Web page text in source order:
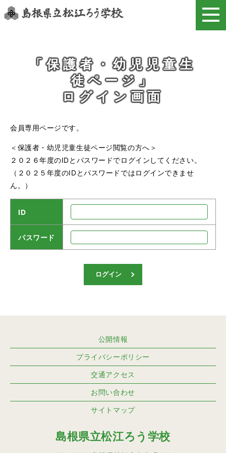
このページの本文へ
「保護者・幼児児童生
徒ページ」
ログイン画面
会員専用ページです。
＜保護者・幼児児童生徒ページ閲覧の方へ＞
２０２６年度のIDとパスワードでログインしてください。
（２０２５年度のIDとパスワードではログインできませ
ん。）
ID
パスワード
ログイン
公開情報
プライバシーポリシー
交通アクセス
お問い合わせ
サイトマップ
島根県立松江ろう学校